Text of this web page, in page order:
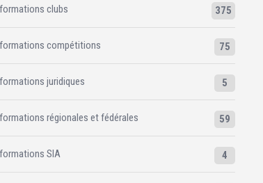
clubs 375
compétitions 75
juridiques 5
régionales et fédérales 59
SIA 4